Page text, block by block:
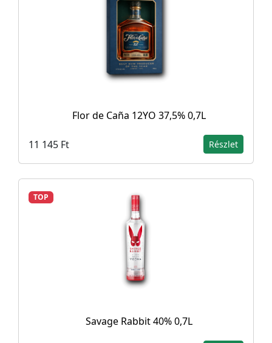
Flor de Caña 12YO 37,5% 0,7L
11 145 Ft Részlet
TOP
Savage Rabbit 40% 0,7L